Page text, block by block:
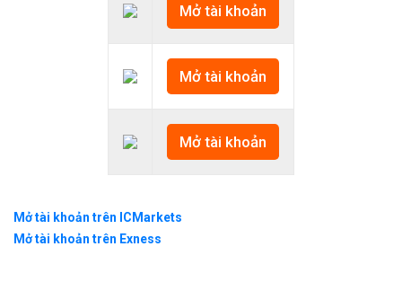
Mở tài khoản
Mở tài khoản
Mở tài khoản
Mở tài khoản trên ICMarkets
Mở tài khoản trên Exness